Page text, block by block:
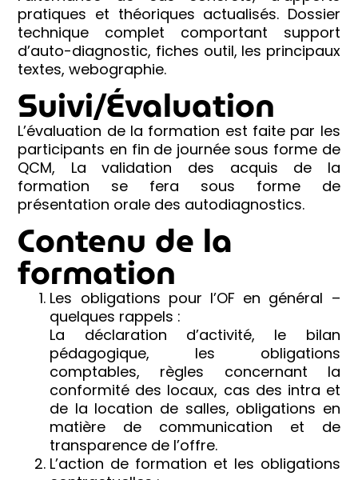
pratiques et théoriques actualisés. Dossier
technique complet comportant support
d’auto-diagnostic, fiches outil, les principaux
textes, webographie.
Suivi/Évaluation
L’évaluation de la formation est faite par les
participants en fin de journée sous forme de
QCM, La validation des acquis de la
formation se fera sous forme de
présentation orale des autodiagnostics.
Contenu de la
formation
Les obligations pour l’OF en général –
quelques rappels :
La déclaration d’activité, le bilan
pédagogique, les obligations
comptables, règles concernant la
conformité des locaux, cas des intra et
de la location de salles, obligations en
matière de communication et de
transparence de l’offre.
L’action de formation et les obligations